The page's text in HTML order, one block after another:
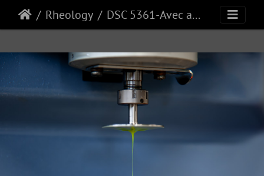
Rheology DSC 5361-Avec accentuation-Bruit